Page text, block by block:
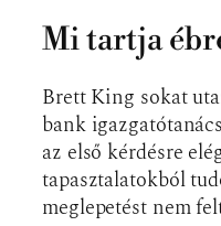
Mi tartja
Brett King sokat
bank
az első kérdésre
tapasztalatokból
meglepetést nem